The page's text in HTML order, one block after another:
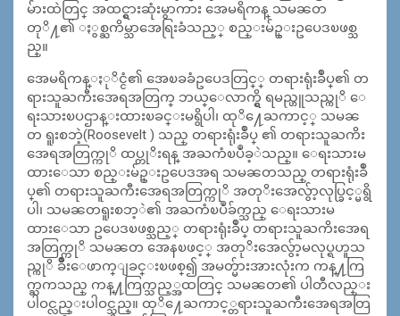
မ်ားထဲတြင္ အထင္ရွားဆုံးမွာကား အေမရိကန္ သမၼတ
တုိ႔၏ ႏွစ္ႀကိမ္သာအေရြးခံသည့္ စည္းမ်ဥ္းဥပေဒၿဖစ္သ
ည္။
အေမရိကန္ႏုိင္ငံ၏ အေၿခခံဥပေဒတြင္္ တရားရုံးခ်ဳပ္၏ တ
ရားသူႀကီးအေရအတြက္ ဘယ္ေလာက္ရွိ ရမည္ဟူသည္ကုိ ေ
ရးသားၿပဌာန္းထားၿခင္းမရွိပါ၊ ထုိ႔ေႀကာင့္ သမၼ
တ ရူးစဘဲ့(Roosevelt ) သည္ တရားရုံးခ်ဳပ္ ၏ တရားသူႀကိး
အေရအတြက္ကုိ ထပ္တုိးရန္ အႀကံၿပဳခ့ဲသည္။ ေရးသားမ
ထားေသာ စည္းမ်ဥ္းဥပေဒအရ သမၼတသည္ တရားရုံးခ်ဳ
ပ္၏ တရားသူႀကီးအေရအတြက္ကုိ အတုိးအေလွ်ာ့လုပ္ခြင့္မရွိ
ပါ၊ သမၼတရူးစဘ့ဲ၏ အႀကံၿပဳခ်က္သည္ ေရးသားမ
ထားေသာ ဥပေဒၿဖစ္သည့္ တရားရုံးခ်ဳပ္ တရားသူႀကိးအေရ
အတြက္ကုိ သမၼတ အေနၿဖင့္ အတုိးအေလွ်ာ့မလုပ္ရဟူသ
ည္ကုိ ခ်ိဳးေဖာက္ျခင္းၿဖစ္၍ အမတ္မ်ားအားလုံးက ကန္႔ကြ
က္ႀကသည္ ကန္႔ကြက္သည့္အထတြင္ သမၼတ၏ ပါတီလည္း
ပါဝင္လည္းပါဝင္သည္။ ထုိ႔ေႀကာင့္တရားသူႀကီးအေရအတြ